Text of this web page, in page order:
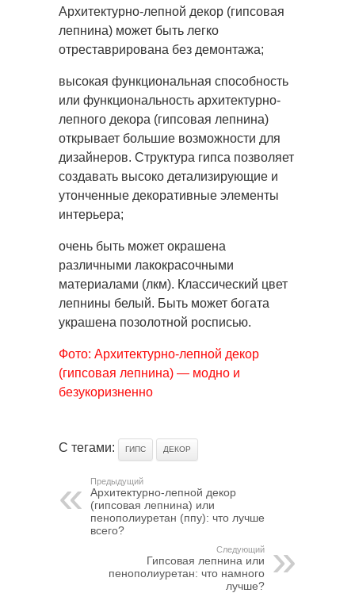
Архитектурно-лепной декор (гипсовая
лепнина) может быть легко
отреставрирована без демонтажа;
высокая функциональная способность
или функциональность архитектурно-
лепного декора (гипсовая лепнина)
открывает большие возможности для
дизайнеров. Структура гипса позволяет
создавать высоко детализирующие и
утонченные декоративные элементы
интерьера;
очень быть может окрашена
различными лакокрасочными
материалами (лкм). Классический цвет
лепнины белый. Быть может богата
украшена позолотной росписью.
Фото: Архитектурно-лепной декор
(гипсовая лепнина) — модно и
безукоризненно
С тегами: ГИПС ДЕКОР
Предыдущий
Архитектурно-лепной декор
(гипсовая лепнина) или
пенополиуретан (ппу): что лучше
всего?
Следующий
Гипсовая лепнина или
пенополиуретан: что намного
лучше?